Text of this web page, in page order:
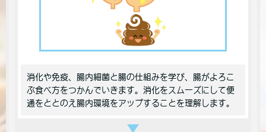
消化や免疫、腸内細菌と腸の仕組みを学び、腸がよろこ
ぶ食べ方をつかんでいきます。消化をスムーズにして便
通をととのえ腸内環境をアップすることを理解します。